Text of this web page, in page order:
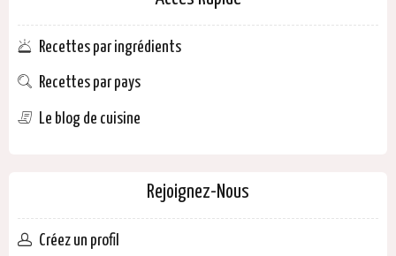
Recettes par ingrédients
Recettes par pays
Le blog de cuisine
Rejoignez-Nous
Créez un profil